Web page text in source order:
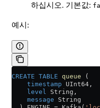
하십시오. 기본값:
예시:
CREATE TABLE queue (
    timestamp
UInt64,
    level
String,
    message
String